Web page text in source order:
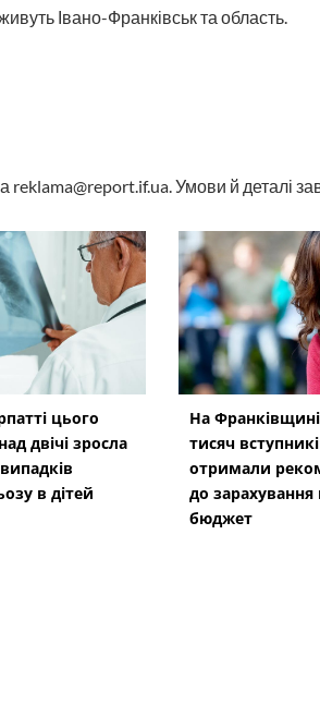
Івано-Франківськ та область.
reklama@report.if.ua. Умови й деталі
цього
двічі зросла
в дітей
На
тисяч
отримали
до зарахування
бюджет